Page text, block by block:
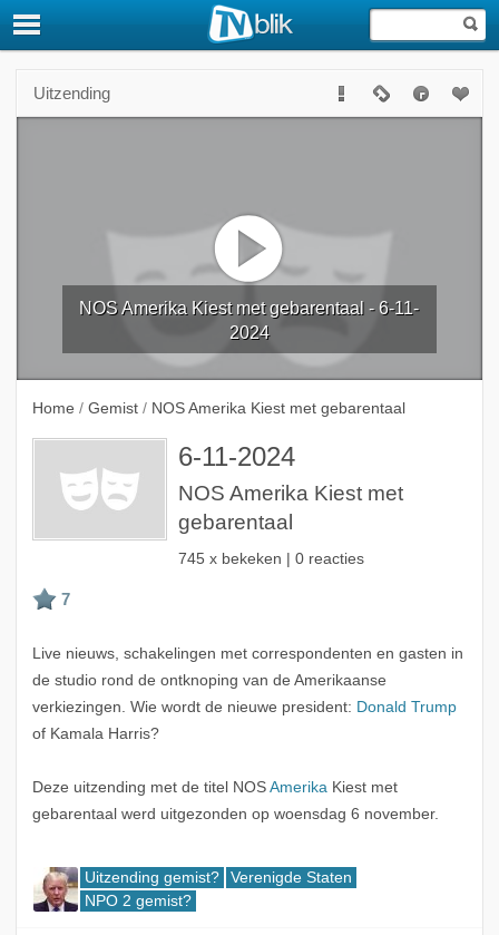
Uitzending
NOS Amerika Kiest met gebarentaal - 6-11-
2024
Home / Gemist / NOS Amerika Kiest met gebarentaal
6-11-2024
NOS Amerika Kiest met
gebarentaal
745 x bekeken | 0 reacties
Live nieuws, schakelingen met correspondenten en gasten in
de studio rond de ontknoping van de Amerikaanse
verkiezingen. Wie wordt de nieuwe president: Donald Trump
of Kamala Harris?
Deze uitzending met de titel NOS AmerikaKiest met
gebarentaal werd uitgezonden op woensdag 6 november.
Uitzending gemist?
Verenigde Staten
NPO 2 gemist?